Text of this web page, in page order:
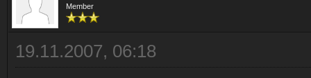
Member
19.11.2007, 06:18